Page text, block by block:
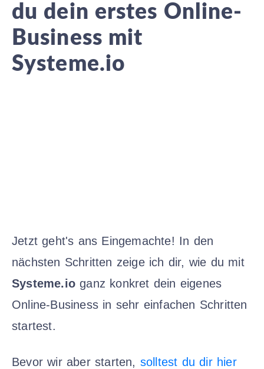
du dein erstes Online-
Business mit
Systeme.io
Jetzt geht's ans Eingemachte! In den
nächsten Schritten zeige ich dir, wie du mit
Systeme.io ganz konkret dein eigenes
Online-Business in sehr einfachen Schritten
startest.
Bevor wir aber starten, solltest du dir hier